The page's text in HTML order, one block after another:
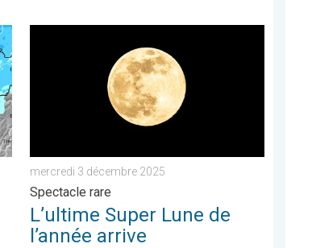
Conditions humides. . . dimanche 23 novembre 2025
mercredi 3 décembre 2025
Spectacle rare
L’ultime Super Lune de
l’année arrive